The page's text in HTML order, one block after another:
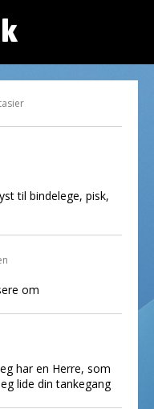
til bindelege, pisk,
om
har en Herre, som
lide din tankegang